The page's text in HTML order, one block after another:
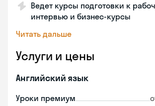
Ведет курсы подготовки к
интервью и бизнес-курсы
Читать дальше
Услуги и цены
Английский язык
Уроки премиум